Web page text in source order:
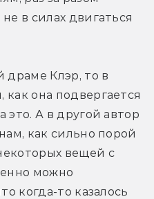
в силах двигаться
драме Клэр, то в
она подвергается
это. А в другой автор
как сильно порой
вещей с
можно
когда-то казалось